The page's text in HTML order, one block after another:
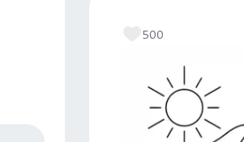
500